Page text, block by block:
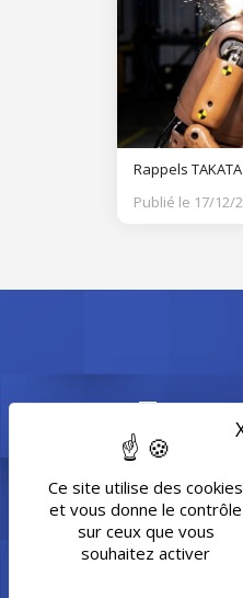
Ce site utilise des cookies
et vous donne le contrôle
sur ceux que vous
souhaitez activer
Rappels
Publié le 17/12/